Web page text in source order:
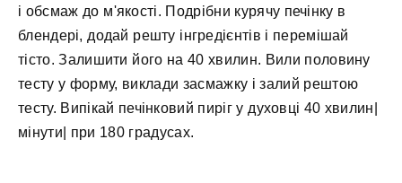
і обсмаж до м'якості. Подрібни курячу печінку в
блендері, додай решту інгредієнтів і перемішай
тісто. Залишити його на 40 хвилин. Вили половину
тесту у форму, виклади засмажку і залий рештою
тесту. Випікай печінковий пиріг у духовці 40 хвилин|
мінути| при 180 градусах.